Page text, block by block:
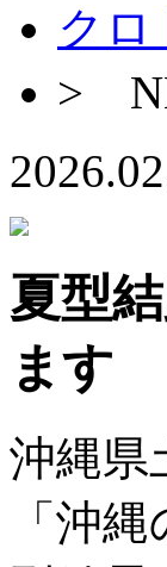
ク
>
夏型
ます
沖縄県
「沖